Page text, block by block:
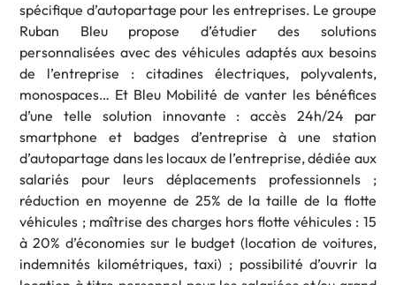
spécifique d’autopartage pour les entreprises. Le groupe
Ruban Bleu propose d’étudier des solutions
personnalisées avec des véhicules adaptés aux besoins
de l’entreprise : citadines électriques, polyvalents,
monospaces… Et Bleu Mobilité de vanter les bénéfices
d’une telle solution innovante : accès 24h/24 par
smartphone et badges d’entreprise à une station
d’autopartage dans les locaux de l’entreprise, dédiée aux
salariés pour leurs déplacements professionnels ;
réduction en moyenne de 25% de la taille de la flotte
véhicules ; maîtrise des charges hors flotte véhicules : 15
à 20% d’économies sur le budget (location de voitures,
indemnités kilométriques, taxi) ; possibilité d’ouvrir la